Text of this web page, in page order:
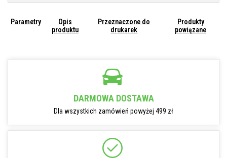
Parametry
Opis
produktu
Przeznaczone do
drukarek
Produkty
powiązane
DARMOWA DOSTAWA
Dla wszystkich zamówień powyżej 499 zł